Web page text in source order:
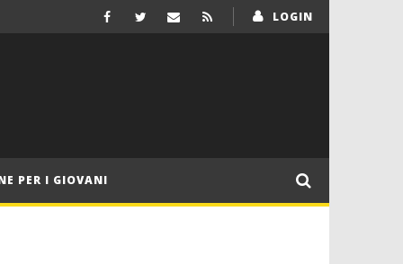
LOGIN
PER I GIOVANI